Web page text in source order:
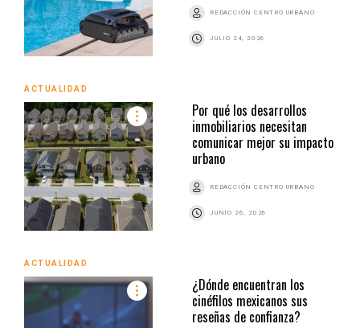
REDACCIÓN CENTRO URBANO
JULIO 24, 2026
ACTUALIDAD
Por qué los desarrollos
inmobiliarios necesitan
comunicar mejor su impacto
urbano
REDACCIÓN CENTRO URBANO
JUNIO 26, 2026
ACTUALIDAD
¿Dónde encuentran los
cinéfilos mexicanos sus
reseñas de confianza?